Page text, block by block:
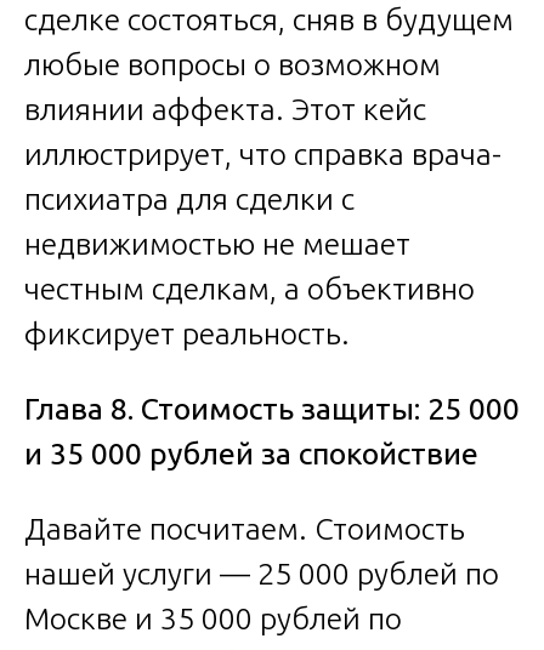
сделке состояться, сняв в будущем
любые вопросы о возможном
влиянии аффекта. Этот кейс
иллюстрирует, что справка врача-
психиатра для сделки с
недвижимостью не мешает
честным сделкам, а объективно
фиксирует реальность.
Глава 8. Стоимость защиты: 25 000
и 35 000 рублей за спокойствие
Давайте посчитаем. Стоимость
нашей услуги — 25 000 рублей по
Москве и 35 000 рублей по